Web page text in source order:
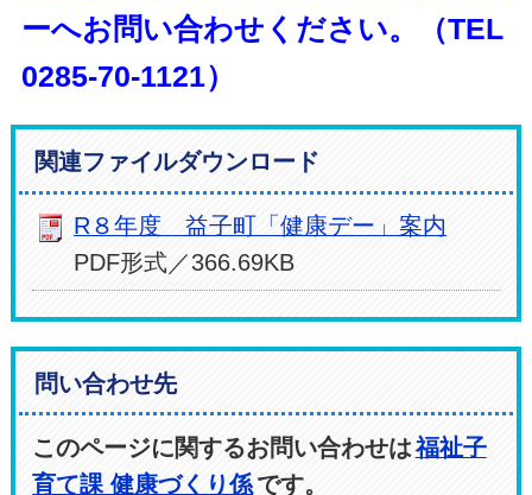
ーへお問い合わせください。（TEL
0285-70-1121）
関連ファイルダウンロード
R８年度 益子町「健康デー」案内
PDF形式／366.69KB
問い合わせ先
このページに関するお問い合わせは福祉子
育て課 健康づくり係です。